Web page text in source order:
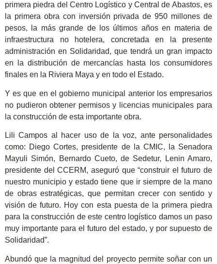
primera piedra del Centro Logístico y Central de Abastos, es
la primera obra con inversión privada de 950 millones de
pesos, la más grande de los últimos años en materia de
infraestructura no hotelera, concretada en la presente
administración en Solidaridad, que tendrá un gran impacto
en la distribución de mercancías hasta los consumidores
finales en la Riviera Maya y en todo el Estado.
Y es que en el gobierno municipal anterior los empresarios
no pudieron obtener permisos y licencias municipales para
la construcción de esta importante obra.
Lili Campos al hacer uso de la voz, ante personalidades
como: Diego Cortes, presidente de la CMIC, la Senadora
Mayuli Simón, Bernardo Cueto, de Sedetur, Lenin Amaro,
presidente del CCERM, aseguró que “construir el futuro de
nuestro municipio y estado tiene que ir siempre de la mano
de obras estratégicas, que permitan crecer con sentido y
visión de futuro. Hoy con esta puesta de la primera piedra
para la construcción de este centro logístico damos un paso
muy importante para el futuro del estado, y por supuesto de
Solidaridad”.
Abundó que la magnitud del proyecto permite soñar con un